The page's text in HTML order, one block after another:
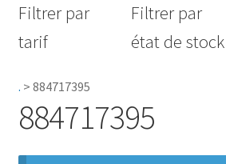
Hygiène
Filtrer par
tarif
Filtrer par
état de stock
. > 884717395
884717395